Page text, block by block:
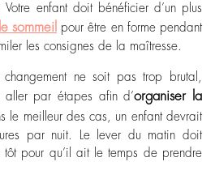
enfant doit bénéficier d’un plus
sommeil
pour être en forme pendant
les consignes de la maîtresse.
ne soit pas trop brutal,
aller par étapes afin d’organiser la
le meilleur des cas, un enfant devrait
par nuit. Le lever du matin doit
tôt pour qu’il ait le temps de prendre